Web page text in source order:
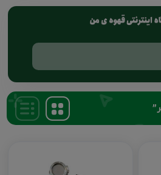
Products